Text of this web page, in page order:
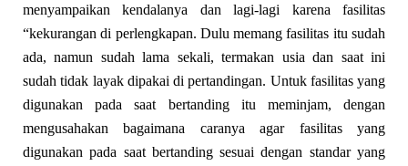
menyampaikan kendalanya dan lagi-lagi karena fasilitas
“kekurangan di perlengkapan. Dulu memang fasilitas itu sudah
ada, namun sudah lama sekali, termakan usia dan saat ini
sudah tidak layak dipakai di pertandingan. Untuk fasilitas yang
digunakan pada saat bertanding itu meminjam, dengan
mengusahakan bagaimana caranya agar fasilitas yang
digunakan pada saat bertanding sesuai dengan standar yang